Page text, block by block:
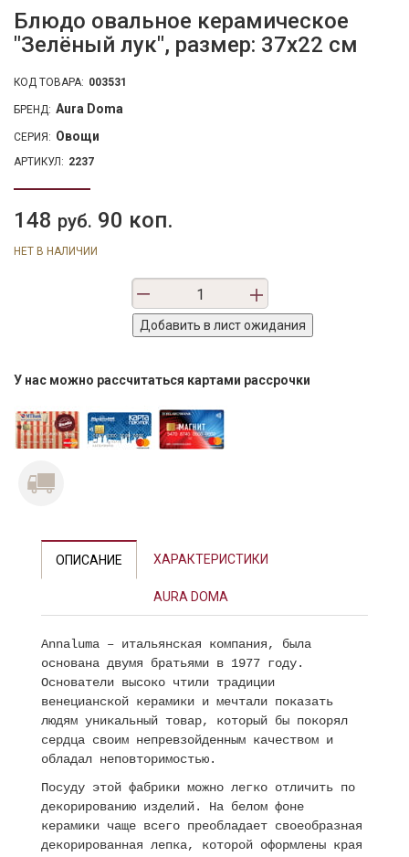
Блюдо овальное керамическое
"Зелёный лук", размер: 37х22 см
КОД ТОВАРА: 003531
БРЕНД: Aura Doma
СЕРИЯ: Овощи
АРТИКУЛ: 2237
148 руб. 90 коп.
НЕТ В НАЛИЧИИ
У нас можно рассчитаться картами рассрочки
ОПИСАНИЕ ХАРАКТЕРИСТИКИ
AURA DOMA
Annaluma – итальянская компания, была
основана двумя братьями в 1977 году.
Основатели высоко чтили традиции
венецианской керамики и мечтали показать
людям уникальный товар, который бы покорял
сердца своим непревзойденным качеством и
обладал неповторимостью.
Посуду этой фабрики можно легко отличить по
декорированию изделий. На белом фоне
керамики чаще всего преобладает своеобразная
декорированная лепка, которой оформлены края